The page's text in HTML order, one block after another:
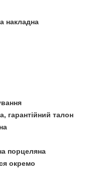
накладна
гарантійний талон
порцеляна
окремо